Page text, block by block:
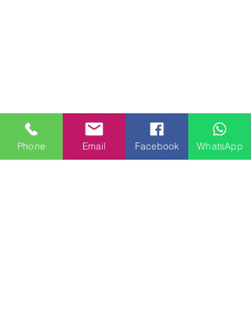
Phone Email Facebook WhatsApp